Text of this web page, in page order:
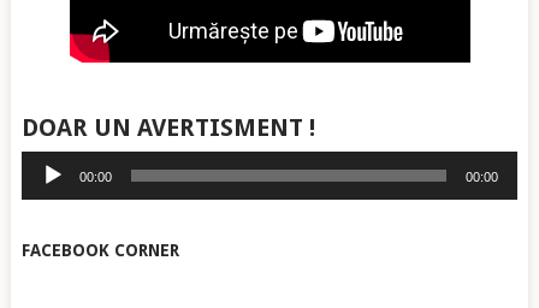
DOAR UN AVERTISMENT !
Player
audio
00:00 00:00
FACEBOOK CORNER